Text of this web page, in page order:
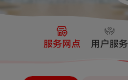
服务网点 用户服务